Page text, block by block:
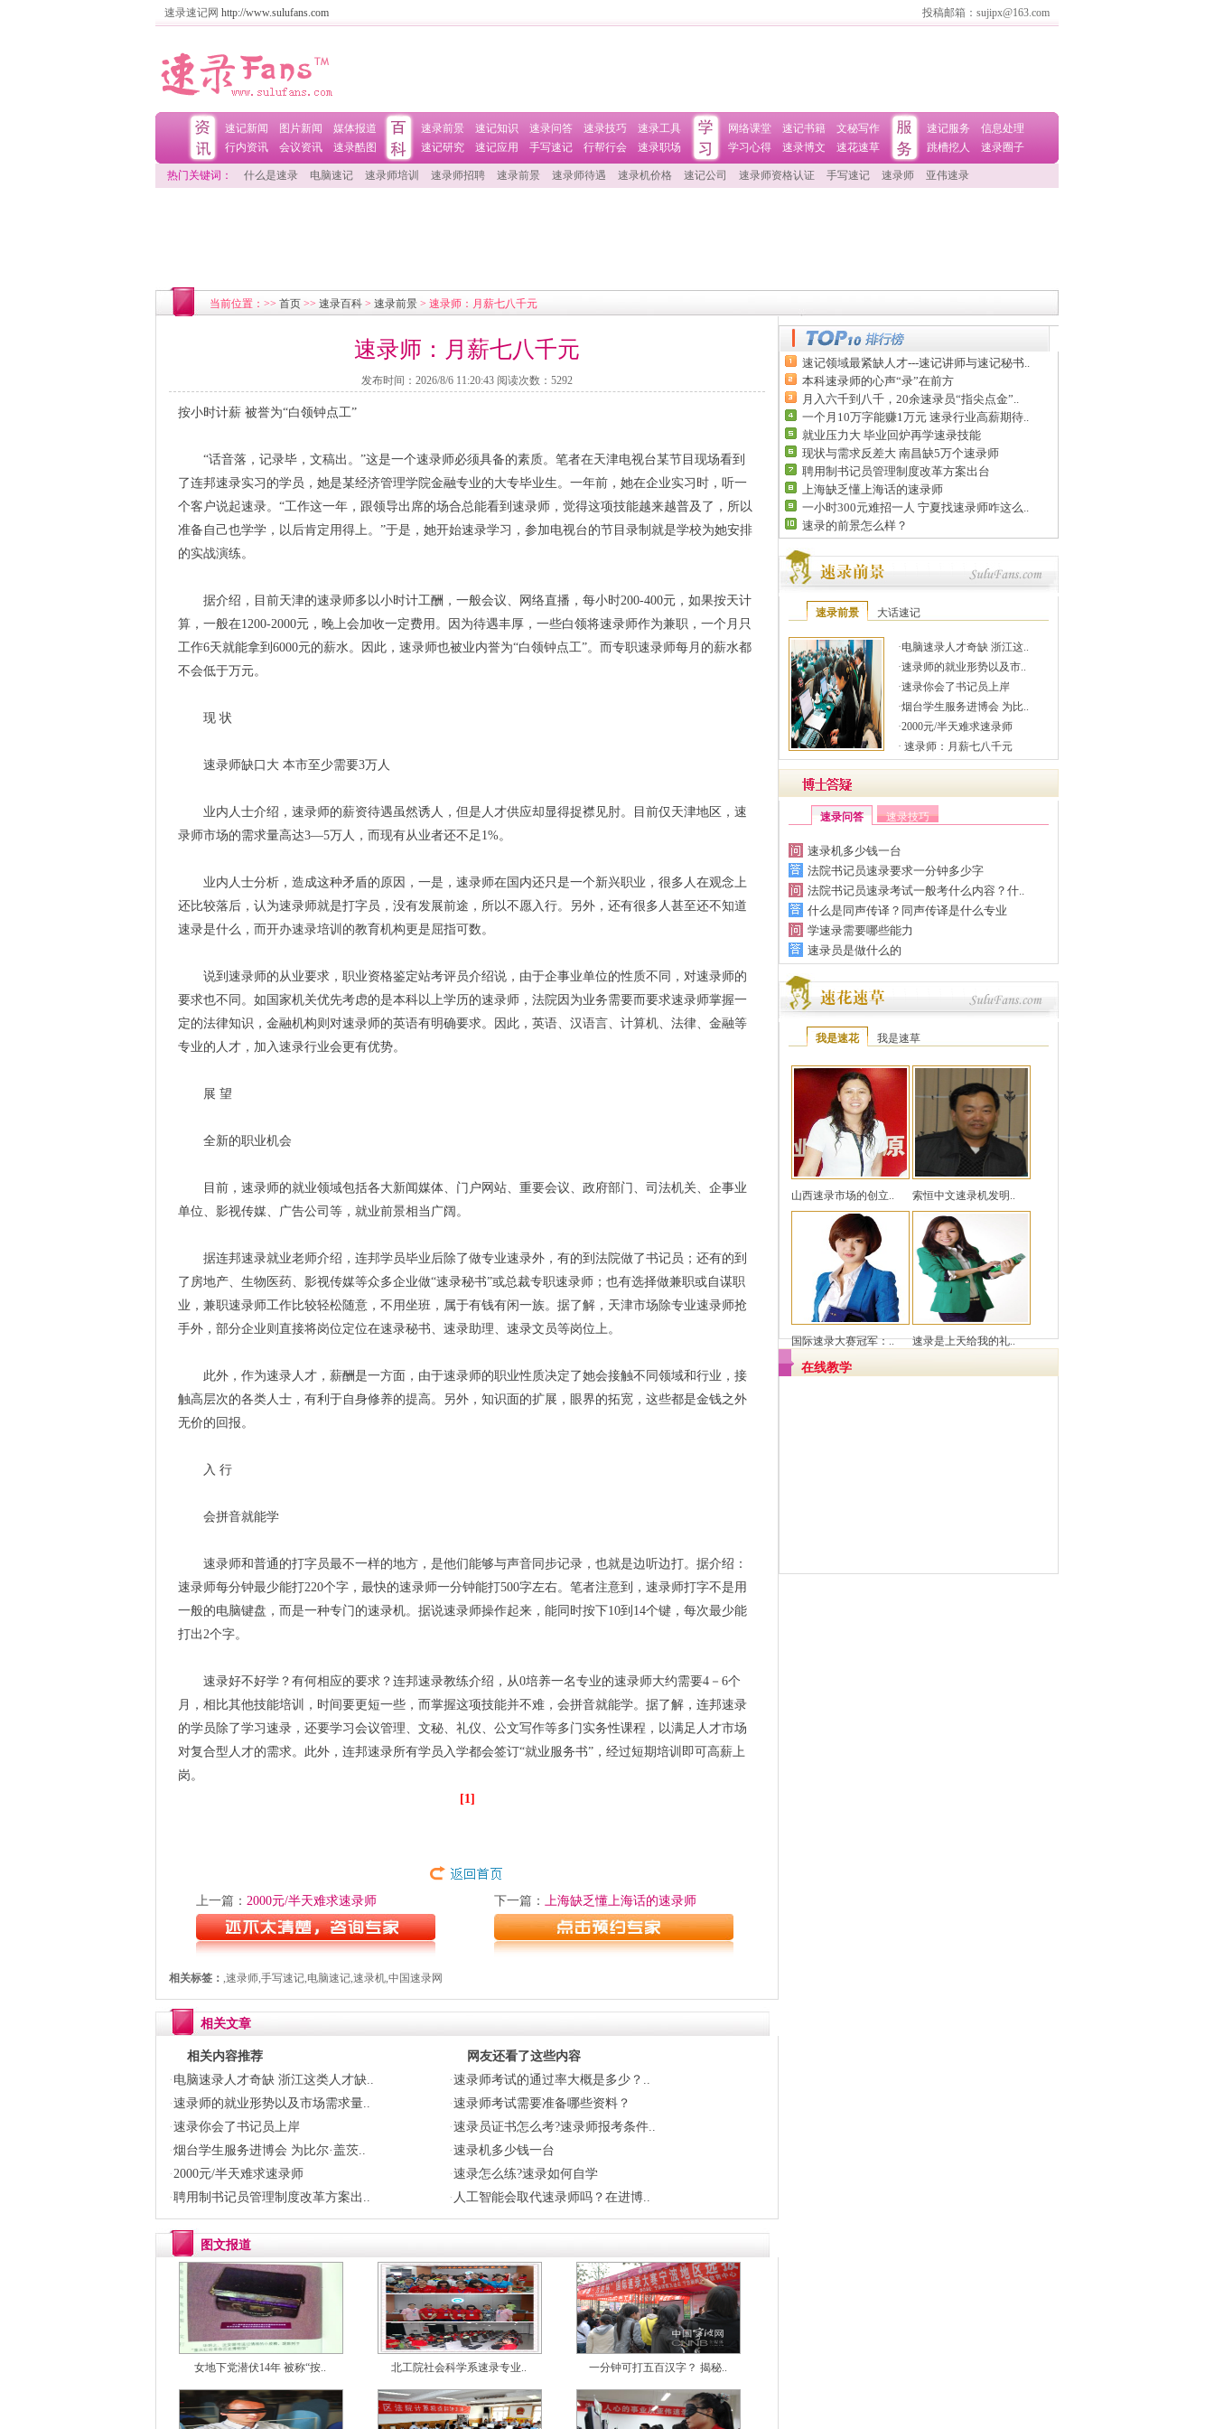
速录速记网 http://www.sulufans.com 投稿邮箱：sujipx@163.com
速记新闻 图片新闻
媒体报道
行内资讯
会议资讯 速录酷图
速录前景 速记知识 速录问答 速录技巧
速录工具
速记研究
速记应用 手写速记 行帮行会 速录职场
网络课堂 速记书籍
文秘写作
学习心得
速录博文 速花速草
速记服务
信息处理
跳槽挖人
速录圈子
热门关键词： 什么是速录 电脑速记 速录师培训 速录师招聘 速录前景 速录师待遇 速录机价格 速记公司 速录师资格认证 手写速记 速录师 亚伟速录
当前位置：>> 首页 >> 速录百科 > 速录前景 > 速录师：月薪七八千元
速录师：月薪七八千元
发布时间： 2026/8/6 11:20:43 阅读次数： 5292
按小时计薪 被誉为“白领钟点工”
“话音落，记录毕，文稿出。”这是一个速录师必须具备的素质。笔者在天津电视台某节目现场看到
了连邦速录实习的学员，她是某经济管理学院金融专业的大专毕业生。一年前，她在企业实习时，听一
个客户说起速录。“工作这一年，跟领导出席的场合总能看到速录师，觉得这项技能越来越普及了，所以
准备自己也学学，以后肯定用得上。”于是，她开始速录学习，参加电视台的节目录制就是学校为她安排
的实战演练。
据介绍，目前天津的速录师多以小时计工酬，一般会议、网络直播，每小时200-400元，如果按天计
算，一般在1200-2000元，晚上会加收一定费用。因为待遇丰厚，一些白领将速录师作为兼职，一个月只
工作6天就能拿到6000元的薪水。因此，速录师也被业内誉为“白领钟点工”。而专职速录师每月的薪水都
不会低于万元。
现 状
速录师缺口大 本市至少需要3万人
业内人士介绍，速录师的薪资待遇虽然诱人，但是人才供应却显得捉襟见肘。目前仅天津地区，速
录师市场的需求量高达3—5万人，而现有从业者还不足1%。
业内人士分析，造成这种矛盾的原因，一是，速录师在国内还只是一个新兴职业，很多人在观念上
还比较落后，认为速录师就是打字员，没有发展前途，所以不愿入行。另外，还有很多人甚至还不知道
速录是什么，而开办速录培训的教育机构更是屈指可数。
说到速录师的从业要求，职业资格鉴定站考评员介绍说，由于企事业单位的性质不同，对速录师的
要求也不同。如国家机关优先考虑的是本科以上学历的速录师，法院因为业务需要而要求速录师掌握一
定的法律知识，金融机构则对速录师的英语有明确要求。因此，英语、汉语言、计算机、法律、金融等
专业的人才，加入速录行业会更有优势。
展 望
全新的职业机会
目前，速录师的就业领域包括各大新闻媒体、门户网站、重要会议、政府部门、司法机关、企事业
单位、影视传媒、广告公司等，就业前景相当广阔。
据连邦速录就业老师介绍，连邦学员毕业后除了做专业速录外，有的到法院做了书记员；还有的到
了房地产、生物医药、影视传媒等众多企业做“速录秘书”或总裁专职速录师；也有选择做兼职或自谋职
业，兼职速录师工作比较轻松随意，不用坐班，属于有钱有闲一族。据了解，天津市场除专业速录师抢
手外，部分企业则直接将岗位定位在速录秘书、速录助理、速录文员等岗位上。
此外，作为速录人才，薪酬是一方面，由于速录师的职业性质决定了她会接触不同领域和行业，接
触高层次的各类人士，有利于自身修养的提高。另外，知识面的扩展，眼界的拓宽，这些都是金钱之外
无价的回报。
入 行
会拼音就能学
速录师和普通的打字员最不一样的地方，是他们能够与声音同步记录，也就是边听边打。据介绍：
速录师每分钟最少能打220个字，最快的速录师一分钟能打500字左右。笔者注意到，速录师打字不是用
一般的电脑键盘，而是一种专门的速录机。据说速录师操作起来，能同时按下10到14个键，每次最少能
打出2个字。
速录好不好学？有何相应的要求？连邦速录教练介绍，从0培养一名专业的速录师大约需要4－6个
月，相比其他技能培训，时间要更短一些，而掌握这项技能并不难，会拼音就能学。据了解，连邦速录
的学员除了学习速录，还要学习会议管理、文秘、礼仪、公文写作等多门实务性课程，以满足人才市场
对复合型人才的需求。此外，连邦速录所有学员入学都会签订“就业服务书”，经过短期培训即可高薪上
岗。
[1]
上一篇： 2000元/半天难求速录师 下一篇： 上海缺乏懂上海话的速录师
相关标签： ,速录师,手写速记,电脑速记,速录机,中国速录网
相关文章
相关内容推荐
· 电脑速录人才奇缺 浙江这类人才缺..
·速录师的就业形势以及市场需求量..
·速录你会了书记员上岸
·烟台学生服务进博会 为比尔·盖茨..
·2000元/半天难求速录师
·聘用制书记员管理制度改革方案出..
网友还看了这些内容
·速录师考试的通过率大概是多少？..
·速录师考试需要准备哪些资料？
·速录员证书怎么考?速录师报考条件..
·速录机多少钱一台
·速录怎么练?速录如何自学
· 人工智能会取代速录师吗？在进博..
图文报道
女地下党潜伏14年 被称“按.. 北工院社会科学系速录专业.. 一分钟可打五百汉字？ 揭秘..
速记领域最紧缺人才---速记讲师与速记秘书..
本科速录师的心声“录”在前方
月入六千到八千，20余速录员“指尖点金”..
一个月10万字能赚1万元 速录行业高薪期待..
就业压力大 毕业回炉再学速录技能
现状与需求反差大 南昌缺5万个速录师
聘用制书记员管理制度改革方案出台
上海缺乏懂上海话的速录师
一小时300元难招一人 宁夏找速录师咋这么..
速录的前景怎么样？
速录前景 大话速记
·电脑速录人才奇缺 浙江这..
·速录师的就业形势以及市..
·速录你会了书记员上岸
·烟台学生服务进博会 为比..
·2000元/半天难求速录师
· 速录师：月薪七八千元
速录问答 速录技巧
速录机多少钱一台
法院书记员速录要求一分钟多少字
法院书记员速录考试一般考什么内容？什..
什么是同声传译？同声传译是什么专业
学速录需要哪些能力
速录员是做什么的
我是速花 我是速草
山西速录市场的创立.. 索恒中文速录机发明..
国际速录大赛冠军：.. 速录是上天给我的礼..
在线教学